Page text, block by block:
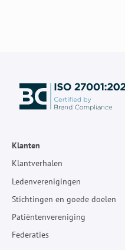
Klanten
Klantverhalen
Ledenverenigingen
Stichtingen en goede doelen
Patiëntenvereniging
Federaties